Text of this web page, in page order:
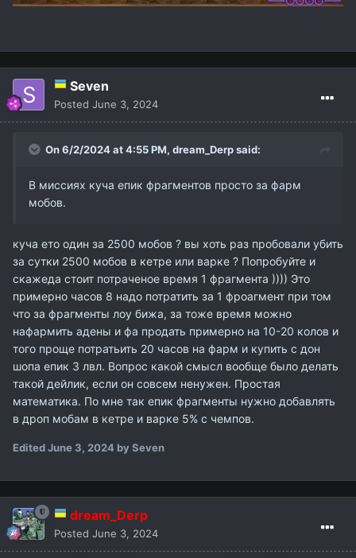
Seven
Posted June 3, 2024
On 6/2/2024 at 4:55 PM, dream_Derpsaid:
В миссиях куча епик фрагментов просто за фарм
мобов.
куча ето один за 2500 мобов ? вы хоть раз пробовали убить
за сутки 2500 мобов в кетре или варке ? Попробуйте и
скажеда стоит потраченое время 1 фрагмента )))) Это
примерно часов 8 надо потратить за 1 фроагмент при том
что за фрагменты лоу бижа, за тоже время можно
нафармить адены и фа продать примерно на 10-20 колов и
того проще потратьить 20 часов на фарм и купить с дон
шопа епик 3 лвл. Вопрос какой смысл вообще было делать
такой дейлик, если он совсем ненужен. Простая
математика. По мне так епик фрагменты нужно добавлять
в дроп мобам в кетре и варке 5% с чемпов.
EditedJune 3, 2024 by Seven
dream_Derp
Posted June 3, 2024